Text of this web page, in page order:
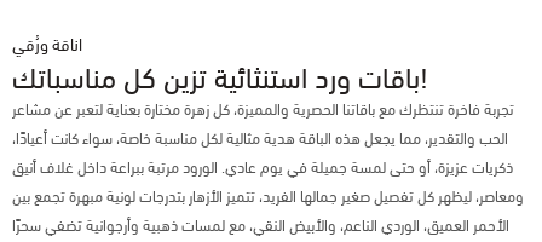
اناقة ورُقي
باقات ورد استنثائية تزين كل مناسباتك!
تجربة فاخرة تنتظرك مع باقاتنا الحصرية والمميزة، كل زهرة مختارة بعناية لتعبر عن مشاعر
الحب والتقدير، مما يجعل هذه الباقة هدية مثالية لكل مناسبة خاصة، سواء كانت أعيادًا،
ذكريات عزيزة، أو حتى لمسة جميلة في يوم عادي. الورود مرتبة ببراعة داخل غلاف أنيق
ومعاصر، ليظهر كل تفصيل صغير جمالها الفريد، تتميز الأزهار بتدرجات لونية مبهرة تجمع بين
الأحمر العميق، الوردي الناعم، والأبيض النقي، مع لمسات ذهبية وأرجوانية تضفي سحرًا